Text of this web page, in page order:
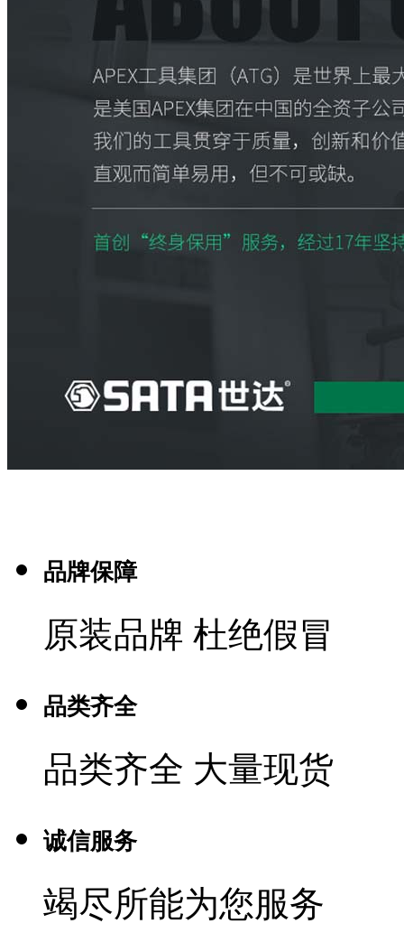
品牌保障
原装品牌 杜绝假冒
品类齐全
品类齐全 大量现货
诚信服务
竭尽所能为您服务